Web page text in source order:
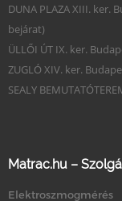
DUNA PLAZA XIII. ker.
bejárat)
ÜLLŐI ÚT IX. ker.
ZUGLÓ XIV. ker.
SEALY
Matrac.hu –
Elektroszmogmérés